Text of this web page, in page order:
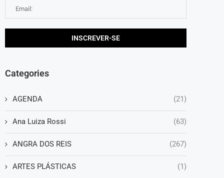
Categories
AGENDA (21)
Ana Luiza Rossi (63)
ANGRA DOS REIS (267)
ARTES PLÁSTICAS (1)